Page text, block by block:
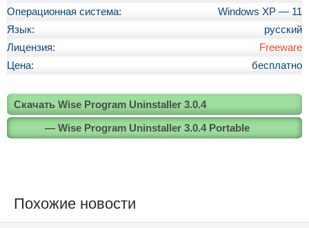
Операционная система:
Windows XP — 11
Язык:
русский
Лицензия:
Freeware
Цена:
бесплатно
Скачать Wise Program Uninstaller 3.0.4
— Wise Program Uninstaller 3.0.4 Portable
Похожие новости